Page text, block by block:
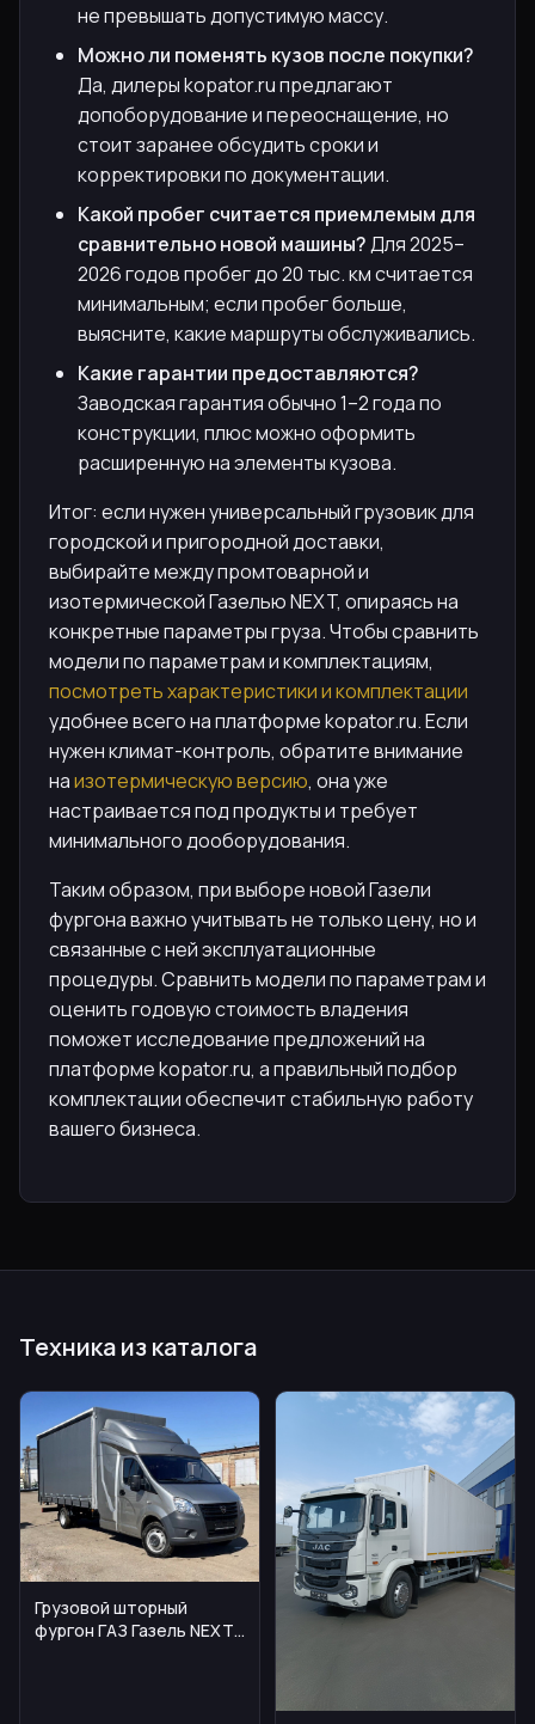
не превышать допустимую массу.
Можно ли поменять кузов после покупки?
Да, дилеры kopator.ru предлагают
допоборудование и переоснащение, но
стоит заранее обсудить сроки и
корректировки по документации.
Какой пробег считается приемлемым для
сравнительно новой машины?Для 2025–
2026 годов пробег до 20 тыс. км считается
минимальным; если пробег больше,
выясните, какие маршруты обслуживались.
Какие гарантии предоставляются?
Заводская гарантия обычно 1–2 года по
конструкции, плюс можно оформить
расширенную на элементы кузова.
Итог: если нужен универсальный грузовик для
городской и пригородной доставки,
выбирайте между промтоварной и
изотермической Газелью NEXT, опираясь на
конкретные параметры груза. Чтобы сравнить
модели по параметрам и комплектациям,
посмотреть характеристики и комплектации
удобнее всего на платформе kopator.ru. Если
нужен климат-контроль, обратите внимание
наизотермическую версию, она уже
настраивается под продукты и требует
минимального дооборудования.
Таким образом, при выборе новой Газели
фургона важно учитывать не только цену, но и
связанные с ней эксплуатационные
процедуры. Сравнить модели по параметрам и
оценить годовую стоимость владения
поможет исследование предложений на
платформе kopator.ru, а правильный подбор
комплектации обеспечит стабильную работу
вашего бизнеса.
Техника из каталога
Грузовой шторный
фургон ГАЗ Газель NEXT